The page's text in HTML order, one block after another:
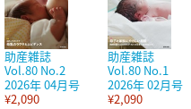
助産雑誌
Vol.80 No.2
2026年 04月号
¥2,090
助産雑誌
Vol.80 No.1
2026年 02月号
¥2,090